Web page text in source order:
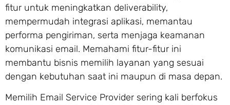
fitur untuk meningkatkan deliverability,
mempermudah integrasi aplikasi, memantau
performa pengiriman, serta menjaga keamanan
komunikasi email. Memahami fitur-fitur ini
membantu bisnis memilih layanan yang sesuai
dengan kebutuhan saat ini maupun di masa depan.
Memilih Email Service Provider sering kali berfokus